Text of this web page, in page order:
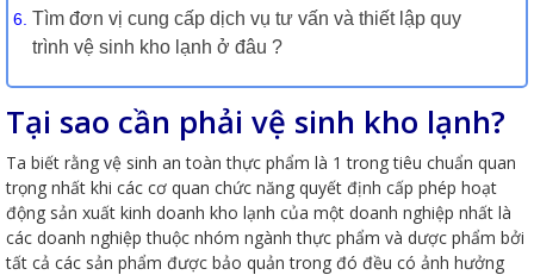
Tìm đơn vị cung cấp dịch vụ tư vấn và thiết lập quy
trình vệ sinh kho lạnh ở đâu ?
Tại sao cần phải vệ sinh kho lạnh?
Ta biết rằng vệ sinh an toàn thực phẩm là 1 trong tiêu chuẩn quan
trọng nhất khi các cơ quan chức năng quyết định cấp phép hoạt
động sản xuất kinh doanh kho lạnh của một doanh nghiệp nhất là
các doanh nghiệp thuộc nhóm ngành thực phẩm và dược phẩm bởi
tất cả các sản phẩm được bảo quản trong đó đều có ảnh hưởng